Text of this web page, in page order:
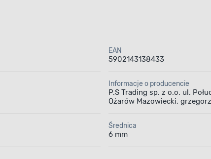
EAN
5902143138433
Informacje o producencie
P.S Trading sp. z o.o. ul.
Ożarów Mazowiecki,
Średnica
6 mm